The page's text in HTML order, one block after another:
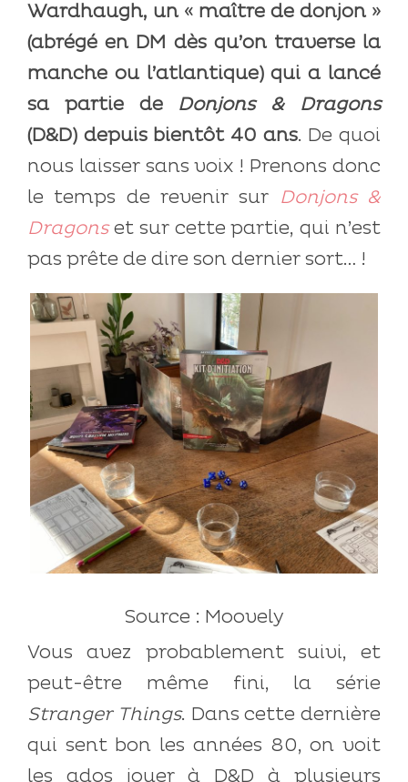
Wardhaugh, un « maître de donjon »
(abrégé en DM dès qu’on traverse la
manche ou l’atlantique) qui a lancé
sa partie de Donjons & Dragons
(D&D) depuis bientôt 40 ans. De quoi
nous laisser sans voix ! Prenons donc
le temps de revenir sur Donjons &
Dragons et sur cette partie, qui n’est
pas prête de dire son dernier sort… !
Source : Moovely
Vous avez probablement suivi, et
peut-être même fini, la série
Stranger Things. Dans cette dernière
qui sent bon les années 80, on voit
les ados jouer à D&D à plusieurs